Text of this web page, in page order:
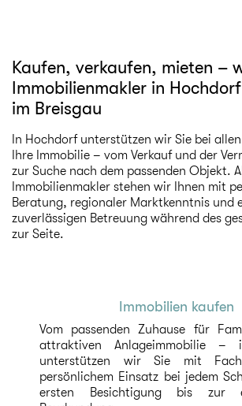
Kaufen, verkaufen, mieten –
Immobilienmakler in
im Breisgau
In Hochdorf unterstützen wir Sie bei
Ihre Immobilie – vom Verkauf und der
zur Suche nach dem passenden Objekt.
Immobilienmakler stehen wir Ihnen mit
Beratung, regionaler Marktkenntnis und
zuverlässigen Betreuung während des
zur Seite.
Immobilien kaufen
Vom passenden Zuhause für
attraktiven Anlageimmobilie –
unterstützen wir Sie mit
persönlichem Einsatz bei jedem
ersten Besichtigung bis zur